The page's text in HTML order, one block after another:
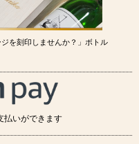
を刻印しませんか？」ボトル
払いができます